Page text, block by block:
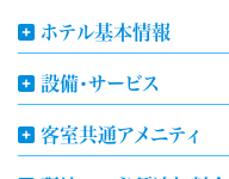
ホテル基本情報
設備・サービス
客室共通アメニティ